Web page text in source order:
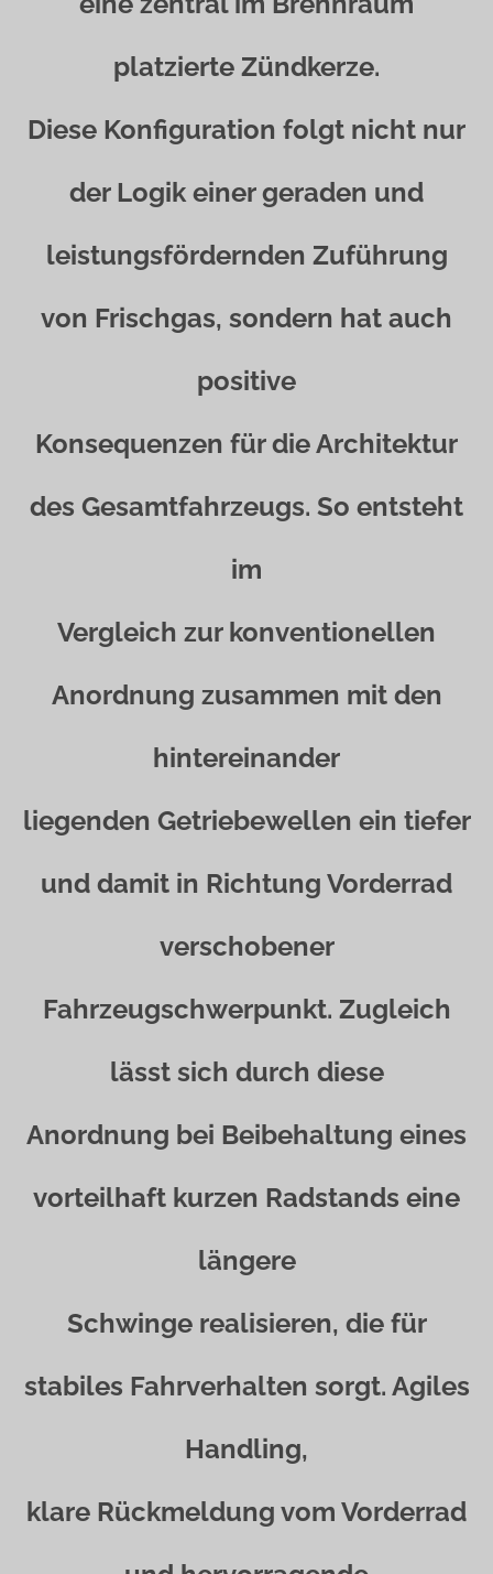
platzierte Zündkerze.
Diese Konfiguration folgt nicht nur
der Logik einer geraden und
leistungsfördernden Zuführung
von Frischgas, sondern hat auch
positive
Konsequenzen für die Architektur
des Gesamtfahrzeugs. So entsteht
im
Vergleich zur konventionellen
Anordnung zusammen mit den
hintereinander
liegenden Getriebewellen ein tiefer
und damit in Richtung Vorderrad
verschobener
Fahrzeugschwerpunkt. Zugleich
lässt sich durch diese
Anordnung bei Beibehaltung eines
vorteilhaft kurzen Radstands eine
längere
Schwinge realisieren, die für
stabiles Fahrverhalten sorgt. Agiles
Handling,
klare Rückmeldung vom Vorderrad